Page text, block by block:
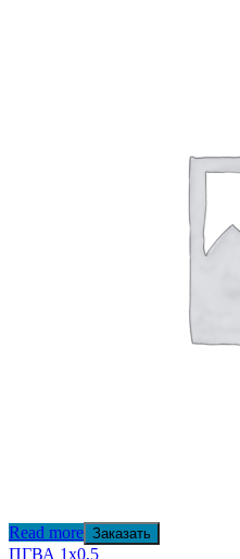
Read more Заказать
ПГВА 1х0,5